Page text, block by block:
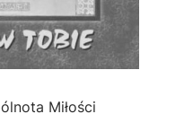
Miłości